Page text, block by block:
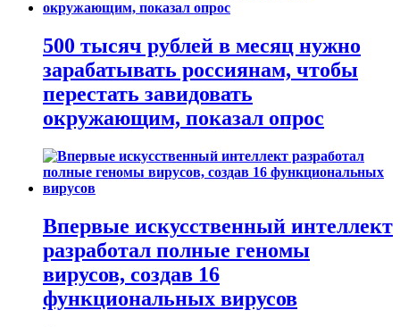
500 тысяч рублей в месяц нужно
зарабатывать россиянам, чтобы
перестать завидовать
окружающим, показал опрос
Впервые искусственный интеллект
разработал полные геномы
вирусов, создав 16
функциональных вирусов